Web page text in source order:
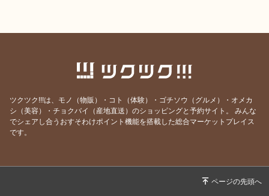
ツクツク!!!は、モノ（物販）・コト（体験）・ゴチソウ（グルメ）・オメカ
シ（美容）・チョクバイ（産地直送）のショッピングと予約サイト。
みんな
でシェアし合うおすそわけポイント機能を搭載した総合マーケットプレイス
です。